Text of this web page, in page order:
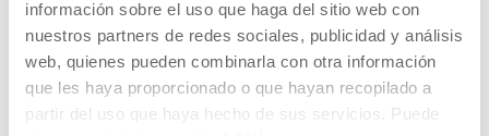
información sobre el uso que haga del sitio web con
nuestros partners de redes sociales, publicidad y análisis
web, quienes pueden combinarla con otra información
que les haya proporcionado o que hayan recopilado a
partir del uso que haya hecho de sus servicios. Puede
Laura Citarella, Alexandre Koberidze, Elena
López Riera, Damien Manivel, Kleber
Mendonça Filho y Catarina Vasconcelos
tutorizan los proyectos de la novena edición